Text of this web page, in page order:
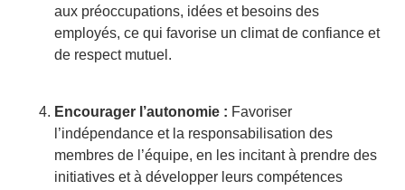
aux préoccupations, idées et besoins des
employés, ce qui favorise un climat de confiance et
de respect mutuel.
Encourager l’autonomie : Favoriser
l’indépendance et la responsabilisation des
membres de l’équipe, en les incitant à prendre des
initiatives et à développer leurs compétences